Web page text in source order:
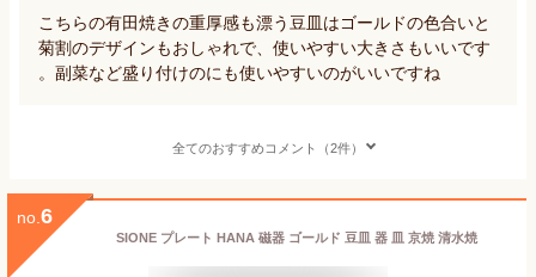
こちらの有田焼きの重厚感も漂う豆皿はゴールドの色合いと
菊割のデザインもおしゃれで、使いやすい大きさもいいです
。副菜など盛り付けのにも使いやすいのがいいですね
全てのおすすめコメント（2件）
no. 6
SIONE プレート HANA 磁器 ゴールド 豆皿 器 皿 京焼 清水焼